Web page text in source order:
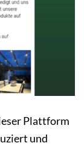
Plattform
und